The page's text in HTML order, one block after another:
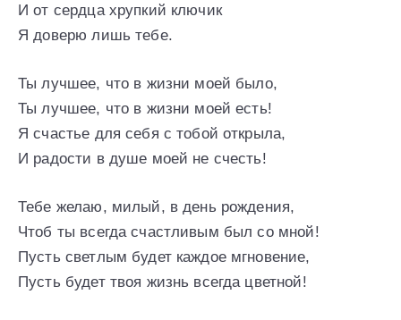
И от сердца хрупкий ключик
Я доверю лишь тебе.
Ты лучшее, что в жизни моей было,
Ты лучшее, что в жизни моей есть!
Я счастье для себя с тобой открыла,
И радости в душе моей не счесть!
Тебе желаю, милый, в день рождения,
Чтоб ты всегда счастливым был со мной!
Пусть светлым будет каждое мгновение,
Пусть будет твоя жизнь всегда цветной!